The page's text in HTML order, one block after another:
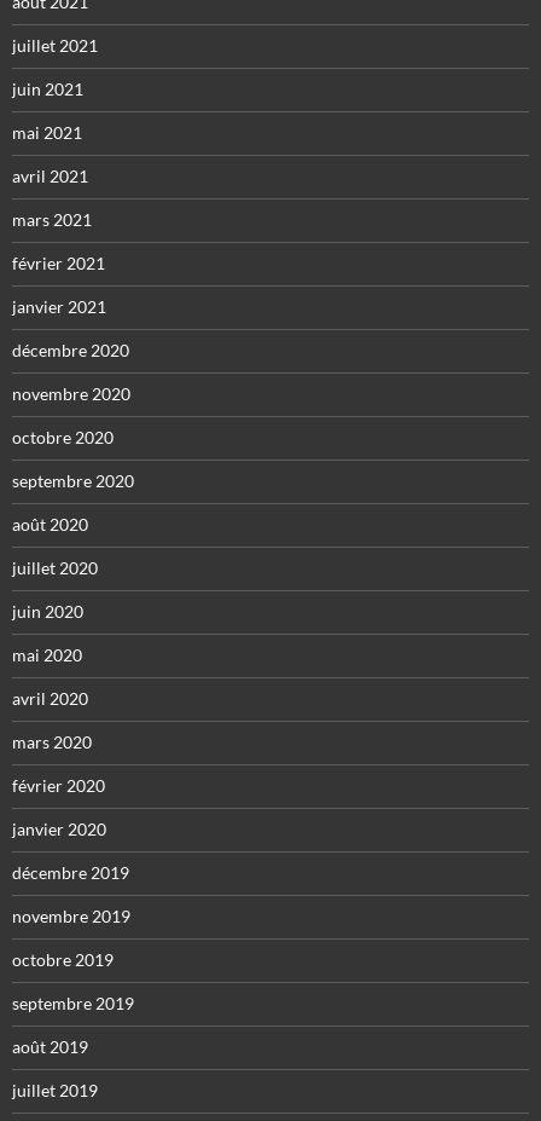
juillet 2021
juin 2021
mai 2021
avril 2021
mars 2021
février 2021
janvier 2021
décembre 2020
novembre 2020
octobre 2020
septembre 2020
août 2020
juillet 2020
juin 2020
mai 2020
avril 2020
mars 2020
février 2020
janvier 2020
décembre 2019
novembre 2019
octobre 2019
septembre 2019
août 2019
juillet 2019